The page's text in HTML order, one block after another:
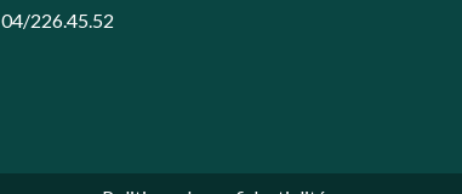
04/226.45.52